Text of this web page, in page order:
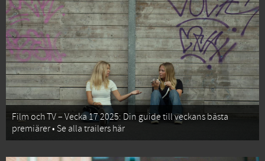
Film och TV – Vecka 17 2025: Din guide till veckans bästa
premiärer • Se alla trailers här